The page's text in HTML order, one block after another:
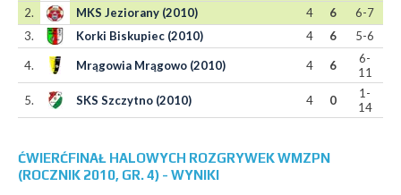
2.
MKS Jeziorany (2010) 4 6
6-7
3.
Korki Biskupiec (2010) 4 6 5-6
4. Mrągowia Mrągowo (2010) 4 6
6-
11
5.
SKS Szczytno (2010) 4 0
1-
14
ĆWIERĆFINAŁ HALOWYCH ROZGRYWEK WMZPN
(ROCZNIK 2010, GR. 4) - WYNIKI